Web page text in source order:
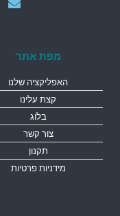
מפת אתר
האפליקציה שלנו
קצת עלינו
בלוג
צור קשר
תקנון
מידניות פרטיות